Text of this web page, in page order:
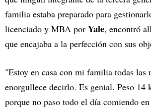
familia estaba preparado para
licenciado y MBA por Yale, encontró
que encajaba a la perfección con sus
"Estoy en casa con mi familia todas las
enorgullece decirlo. Es genial. Peso 14
porque no paso todo el día comiendo